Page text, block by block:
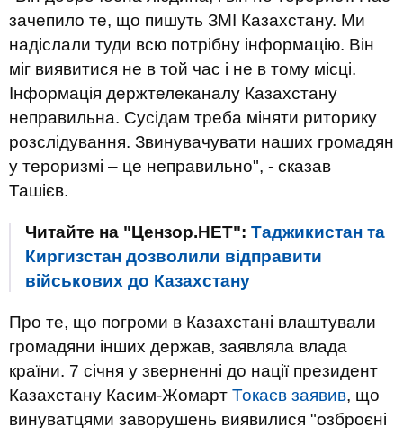
зачепило те, що пишуть ЗМІ Казахстану. Ми
надіслали туди всю потрібну інформацію. Він
міг виявитися не в той час і не в тому місці.
Інформація держтелеканалу Казахстану
неправильна. Сусідам треба міняти риторику
розслідування. Звинувачувати наших громадян
у тероризмі – це неправильно", - сказав
Ташієв.
Читайте на "Цензор.НЕТ": Таджикистан та
Киргизстан дозволили відправити
військових до Казахстану
Про те, що погроми в Казахстані влаштували
громадяни інших держав, заявляла влада
країни. 7 січня у зверненні до нації президент
Казахстану Касим-Жомарт Токаєв заявив, що
винуватцями заворушень виявилися "озброєні